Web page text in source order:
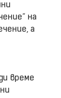
на
а
време